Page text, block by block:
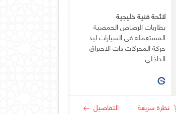
لائحة فنية خليجية
بطاريات الرصاص الحمضية
المستعملة في السيارات لبد
حركة المحركات ذات الاحتراق
الداخلي
نظرة سريعة التفاصيل